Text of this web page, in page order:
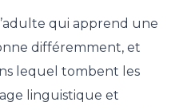
qui apprend une
différemment, et
lequel tombent les
linguistique et